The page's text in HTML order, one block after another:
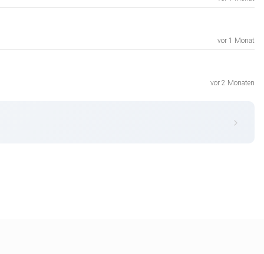
vor 1 Monat
vor 2 Monaten